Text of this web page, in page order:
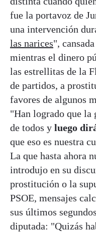
fue la portavoz de
una intervención
las narices",
mientras el dinero
las estrellitas de la
de partidos, a
favores de algunos
"Han logrado que la
de todos y luego
que eso es nuestra
La que hasta ahora
introdujo en su
prostitución o la
PSOE, mensajes
sus últimos
diputada: "Quizás